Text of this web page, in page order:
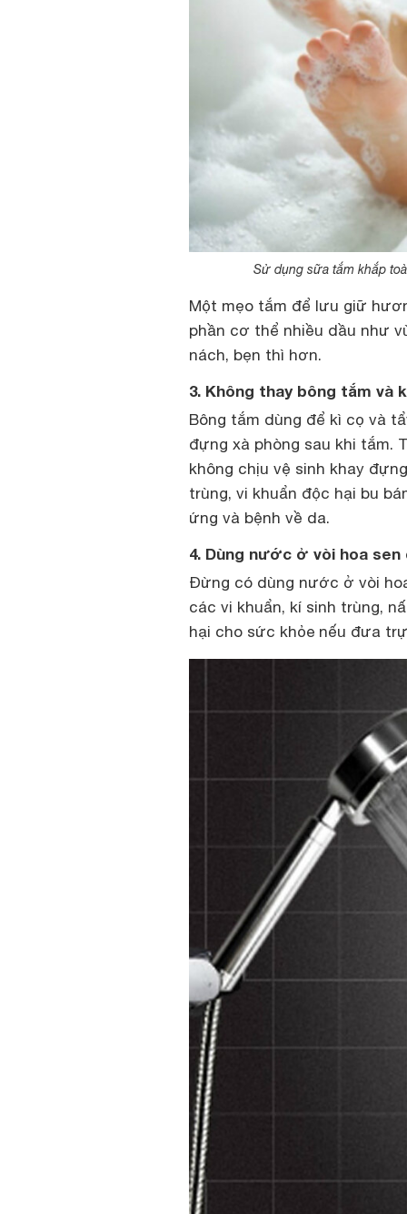
Sử dụng sữa tắm khắp
Một mẹo tắm để lưu giữ
phần cơ thể nhiều dầu như
nách, bẹn thì hơn.
3. Không thay bông tắm và
Bông tắm dùng để kì cọ và
đựng xà phòng sau khi tắm.
không chịu vệ sinh khay
trùng, vi khuẩn độc hại bu
ứng và bệnh về da.
4. Dùng nước ở vòi hoa
Đừng có dùng nước ở vòi
các vi khuẩn, kí sinh trùng,
hại cho sức khỏe nếu đưa